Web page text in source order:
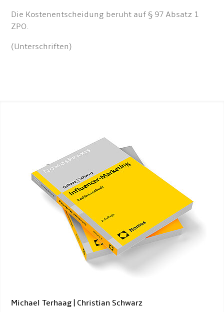
Die Kostenentscheidung beruht auf § 97 Absatz 1
ZPO.
(Unterschriften)
Michael Terhaag | Christian Schwarz